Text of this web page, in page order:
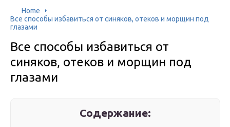
Home
Все способы избавиться от синяков, отеков и морщин под
глазами
Все способы избавиться от
синяков, отеков и морщин под
глазами
Содержание: